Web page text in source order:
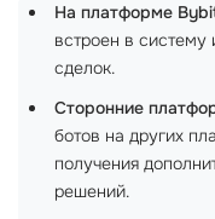
На платформе
встроен в систему
сделок.
Сторонние
ботов на других
получения
решений.